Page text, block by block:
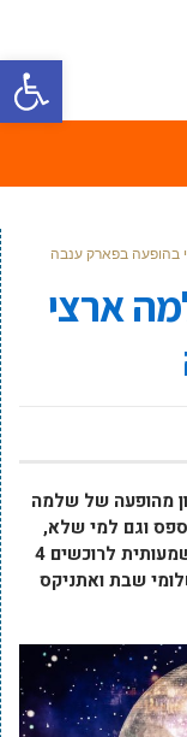
פתח
בהופעה בפארק ענבה
ארצי
מהופעה של שלמה
וגם למי שלא,
בעיריית מודיעין מדגישים כי תינתן הנחה משמעותית לרוכשים 4
שבת ואתניקס